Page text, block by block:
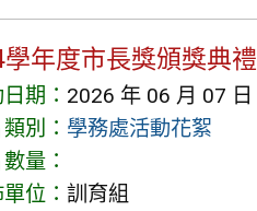
學年度市長獎頒獎典禮
期： 2026 年 06 月 07 日
別： 學務處活動花絮
量：
位： 訓育組